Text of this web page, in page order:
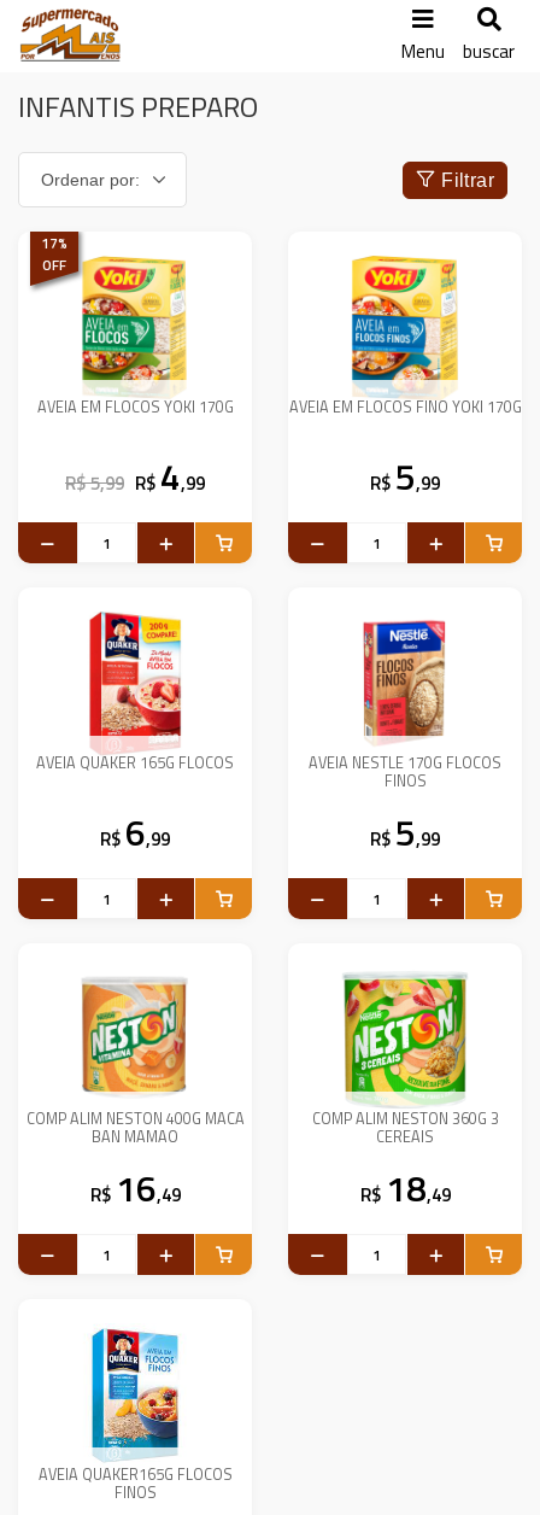
Menu buscar
INFANTIS PREPARO
Filtrar
17%
OFF
AVEIA EM FLOCOS YOKI 170G
R$ 5,99 R$ 4,99
AVEIA EM FLOCOS FINO YOKI 170G
R$ 5,99
AVEIA QUAKER 165G FLOCOS
R$ 6,99
AVEIA NESTLE 170G FLOCOS
FINOS
R$ 5,99
COMP ALIM NESTON 400G MACA
BAN MAMAO
R$ 16,49
COMP ALIM NESTON 360G 3
CEREAIS
R$ 18,49
AVEIA QUAKER165G FLOCOS
FINOS